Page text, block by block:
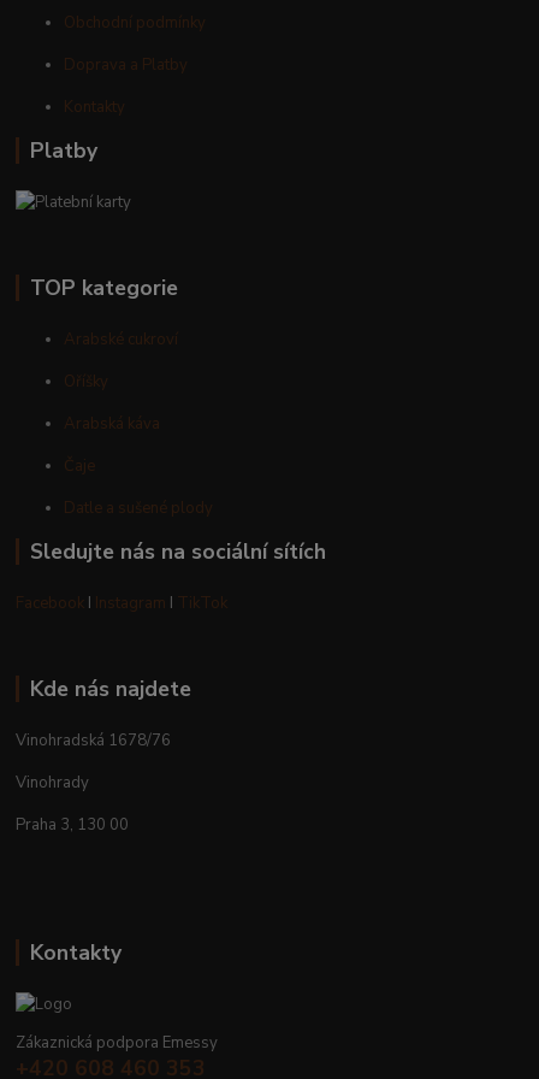
Obchodní podmínky
Doprava a Platby
Kontakty
Platby
TOP kategorie
Arabské cukroví
Oříšky
Arabská káva
Čaje
Datle a sušené plody
Sledujte nás na sociální sítích
Facebook I Instagram I TikTok
Kde nás najdete
Vinohradská 1678/76
Vinohrady
Praha 3, 130 00
Kontakty
Zákaznická podpora Emessy
+420 608 460 353